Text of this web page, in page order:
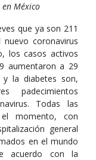
México
que ya son 211
coronavirus
los casos activos
aumentaron a 29
y la diabetes son,
padecimientos
Todas las
momento, con
general
en el mundo
acuerdo con la